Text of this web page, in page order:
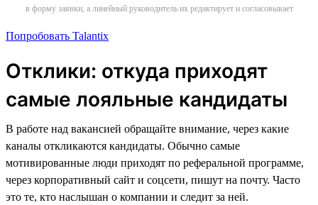
в форму заявки, а линейный руководитель их редактирует и согласовывает
Попробовать Talantix
Отклики: откуда приходят
самые лояльные кандидаты
В работе над вакансией обращайте внимание, через какие
каналы откликаются кандидаты. Обычно самые
мотивированные люди приходят по реферальной программе,
через корпоративный сайт и соцсети, пишут на почту. Часто
это те, кто наслышан о компании и следит за ней.